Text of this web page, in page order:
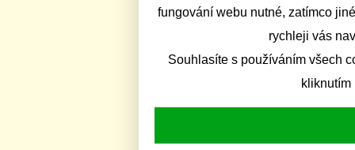
fungování webu nutné, zatímco
rychleji vás
Souhlasíte s používáním všech
kliknutím